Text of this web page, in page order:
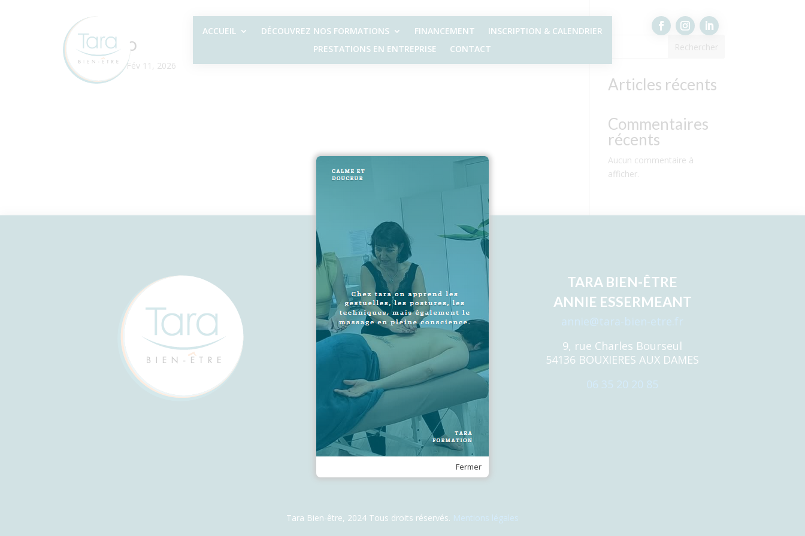
ACCUEIL DÉCOUVREZ NOS FORMATIONS FINANCEMENT
INSCRIPTION & CALENDRIER
PRESTATIONS EN ENTREPRISE
CONTACT
Kobido
par Sylvie|Fév 11, 2026
Rechercher
Articles récents
Commentaires
récents
Aucun commentaire à
afficher.
2
SUIVEZ-NOUS !
Recevez notre Newsletter
Je m'inscris
TARA BIEN-ÊTRE
ANNIE ESSERMEANT
annie@tara-bien-etre.fr
9, rue Charles Bourseul
54136 BOUXIERES AUX DAMES
06 35 20 20 85
Tara Bien-être, 2024 Tous droits réservés. Mentions légales
Fermer